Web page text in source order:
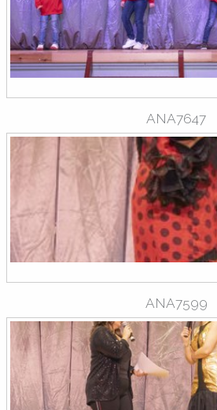
ANA7647
ANA7599